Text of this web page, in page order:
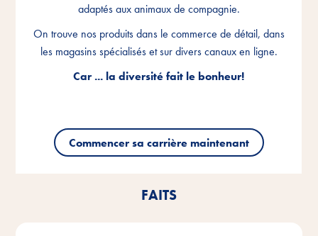
adaptés aux animaux de compagnie.
On trouve nos produits dans le commerce de détail, dans
les magasins spécialisés et sur divers canaux en ligne.
Car ... la diversité fait le bonheur!
Commencer sa carrière maintenant
adaptés aux animaux de compagnie.
On trouve nos produits dans le commerce de détail, dans
les magasins spécialisés et sur divers canaux en ligne.
Car ... la diversité fait le bonheur!
Commencer sa carrière maintenant
adaptés aux animaux de compagnie.
On trouve nos produits dans le commerce de détail, dans
les magasins spécialisés et sur divers canaux en ligne.
Car ... la diversité fait le bonheur!
Commencer sa carrière maintenant
FAITS